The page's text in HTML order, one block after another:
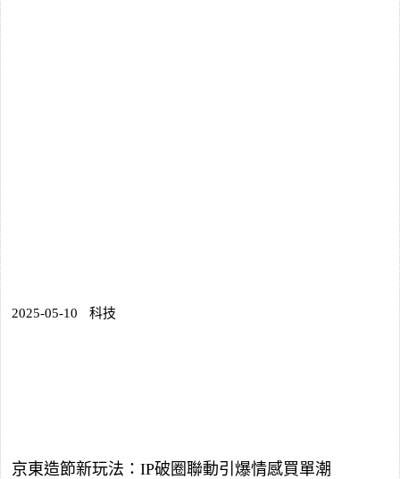
2025-05-10 科技
京東造節新玩法：IP破圈聯動引爆情感買單潮